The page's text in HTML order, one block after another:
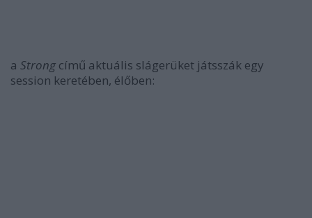
a Strong című aktuális slágerüket játsszák egy
session keretében, élőben: